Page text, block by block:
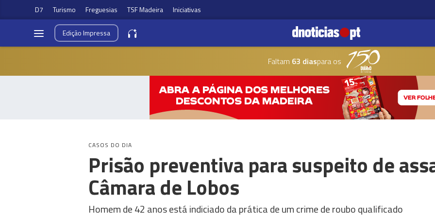
D7 Turismo Freguesias TSF Madeira Iniciativas
EdiçãoImpressa
Faltam 63 diaspara os
CASOS DO DIA
Prisão preventiva para suspeito de
Câmara de Lobos
Homem de 42 anos está indiciado da prática de um crime de roubo qualificado